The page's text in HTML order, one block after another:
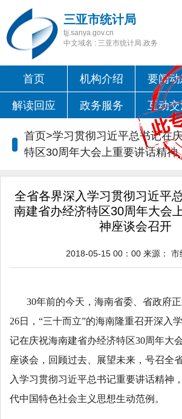
三亚市统计局
tjj.sanya.gov.cn
中文域名 : 三亚市统计局.政务
首页 机构介绍 要闻动
解读回应 政务服务 互动
首页>学习贯彻习近平总书记在
特区30周年大会上重要讲话精神
全省各界深入学习贯彻习近平
南建省办经济特区30周年大会
神座谈会召开
2018-05-15 00：00 来源： 市
30年前的今天，海南省委、省政府正
26日，“三十而立”的海南隆重召开深入
记在庆祝海南建省办经济特区30周年大
座谈会，回顾过去、展望未来，号召全
入学习贯彻习近平总书记重要讲话精神
代中国特色社会主义思想生动范例。